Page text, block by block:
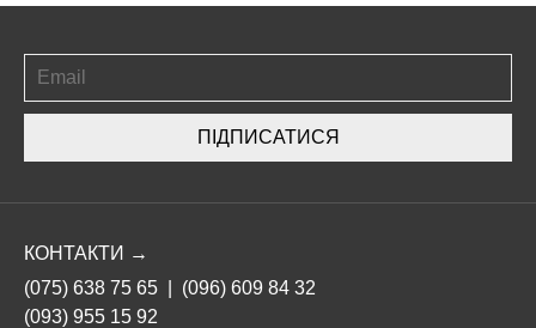
ПІДПИСАТИСЯ
КОНТАКТИ →
(075) 638 75 65
(096) 609 84 32
(093) 955 15 92